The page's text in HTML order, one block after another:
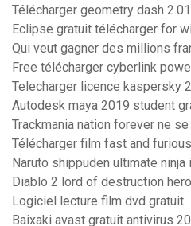
Télécharger geometry dash 2.01
Eclipse gratuit télécharger for
Qui veut gagner des millions
Free télécharger cyberlink
Telecharger licence kaspersky
Autodesk maya 2019 student
Trackmania nation forever ne
Télécharger film fast and
Naruto shippuden ultimate
Diablo 2 lord of destruction
Logiciel lecture film dvd gratuit
Baixaki avast gratuit antivirus